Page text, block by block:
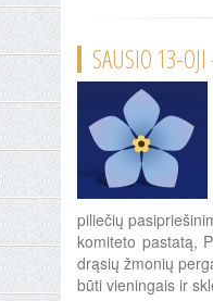
SAUSIO 13-
piliečių
komiteto pastatą,
drąsių žmonių
būti vieningais ir